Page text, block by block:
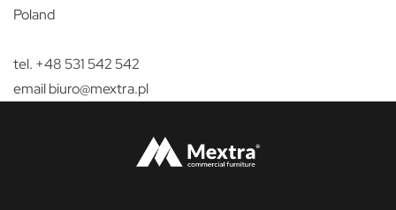
Poland
tel. +48 531 542 542
emailbiuro@mextra.pl